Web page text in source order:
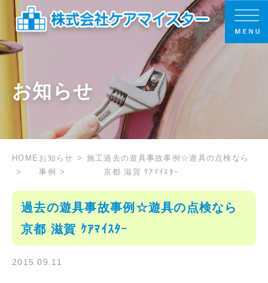
お知らせ
HOME お知らせ
施工
事例
過去の遊具事故事例☆遊具の点検なら
京都 滋賀 ｹｱﾏｲｽﾀｰ
過去の遊具事故事例☆遊具の点検なら
京都 滋賀 ｹｱﾏｲｽﾀｰ
2015.09.11